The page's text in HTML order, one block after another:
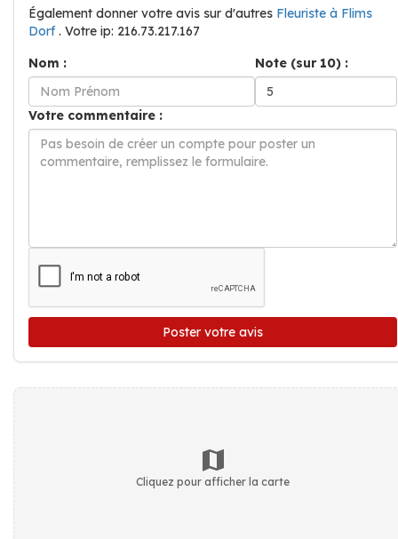
Également donner votre avis sur d'autres Fleuriste à Flims
Dorf. Votre ip: 216.73.217.167
Nom :
Note (sur 10) :
Votre commentaire :
Poster votre avis
Cliquez pour afficher la carte